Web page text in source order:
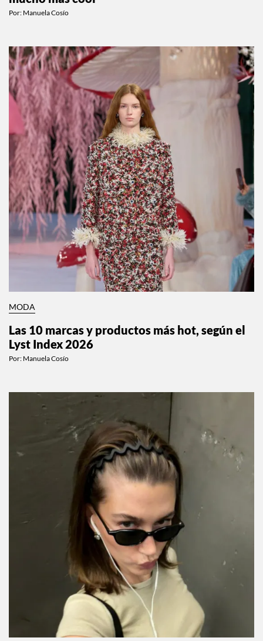
Por: Manuela Cosío
MODA
Las 10 marcas y productos más hot, según el
Lyst Index 2026
Por: Manuela Cosío